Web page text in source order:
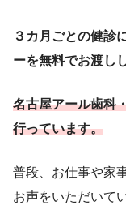
３カ月ごとの健診
ーを無料でお渡し
名古屋アール歯科
行っています。
普段、お仕事や家
お声をいただいて